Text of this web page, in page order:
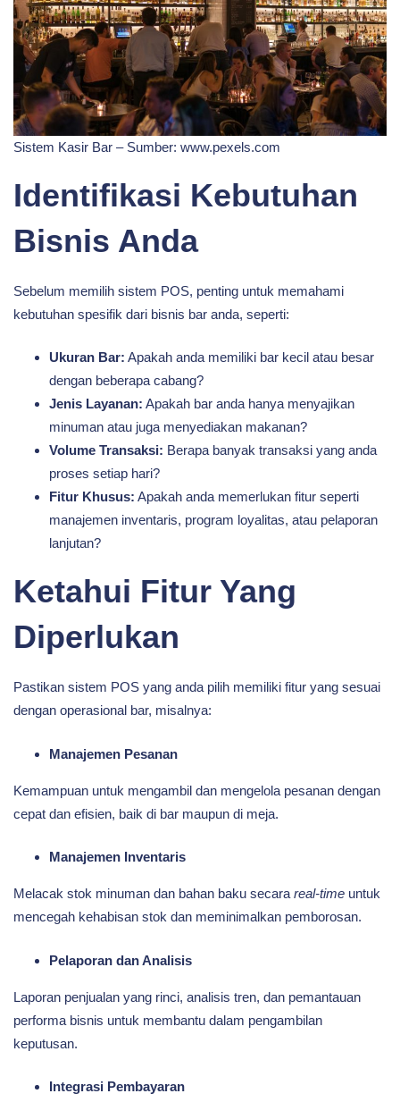
Sistem Kasir Bar – Sumber: www.pexels.com
Identifikasi Kebutuhan
Bisnis Anda
Sebelum memilih sistem POS, penting untuk memahami
kebutuhan spesifik dari bisnis bar anda, seperti:
Ukuran Bar: Apakah anda memiliki bar kecil atau besar
dengan beberapa cabang?
Jenis Layanan: Apakah bar anda hanya menyajikan
minuman atau juga menyediakan makanan?
Volume Transaksi: Berapa banyak transaksi yang anda
proses setiap hari?
Fitur Khusus: Apakah anda memerlukan fitur seperti
manajemen inventaris, program loyalitas, atau pelaporan
lanjutan?
Ketahui Fitur Yang
Diperlukan
Pastikan sistem POS yang anda pilih memiliki fitur yang sesuai
dengan operasional bar, misalnya:
Manajemen Pesanan
Kemampuan untuk mengambil dan mengelola pesanan dengan
cepat dan efisien, baik di bar maupun di meja.
Manajemen Inventaris
Melacak stok minuman dan bahan baku secara real-time untuk
mencegah kehabisan stok dan meminimalkan pemborosan.
Pelaporan dan Analisis
Laporan penjualan yang rinci, analisis tren, dan pemantauan
performa bisnis untuk membantu dalam pengambilan
keputusan.
Integrasi Pembayaran